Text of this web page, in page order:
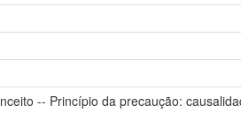
-- Princípio da precaução: